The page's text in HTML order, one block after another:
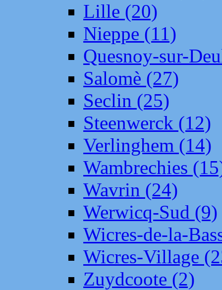
Lille (20)
Nieppe (11)
Quesnoy-sur-
Salomè (27)
Seclin (25)
Steenwerck (12)
Verlinghem (14)
Wambrechies
Wavrin (24)
Werwicq-Sud (9)
Wicres-de-la-
Wicres-Village
Zuydcoote (2)